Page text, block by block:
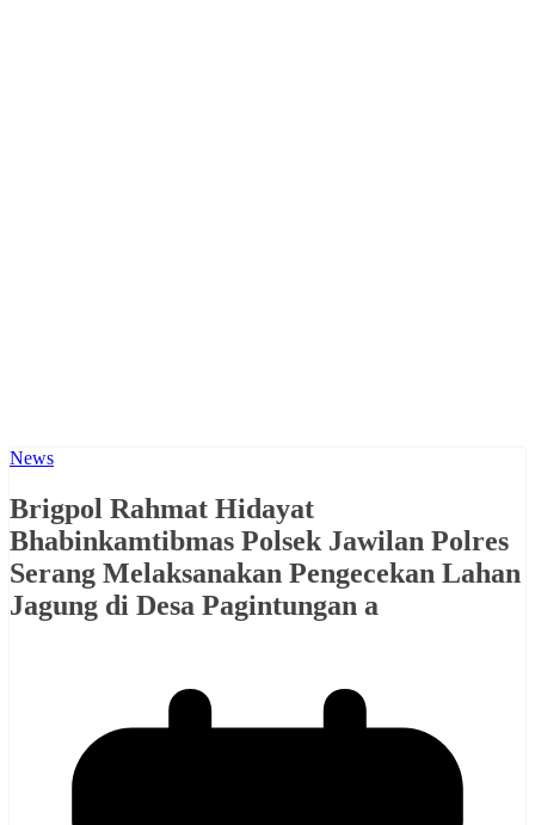
News
Brigpol Rahmat Hidayat
Bhabinkamtibmas Polsek Jawilan Polres
Serang Melaksanakan Pengecekan Lahan
Jagung di Desa Pagintungan a